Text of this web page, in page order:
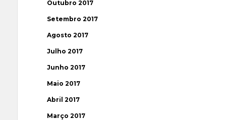
Outubro 2017
Setembro 2017
Agosto 2017
Julho 2017
Junho 2017
Maio 2017
Abril 2017
Março 2017